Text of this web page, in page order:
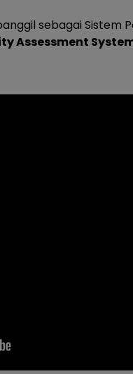
sebagai Sistem
Assessment